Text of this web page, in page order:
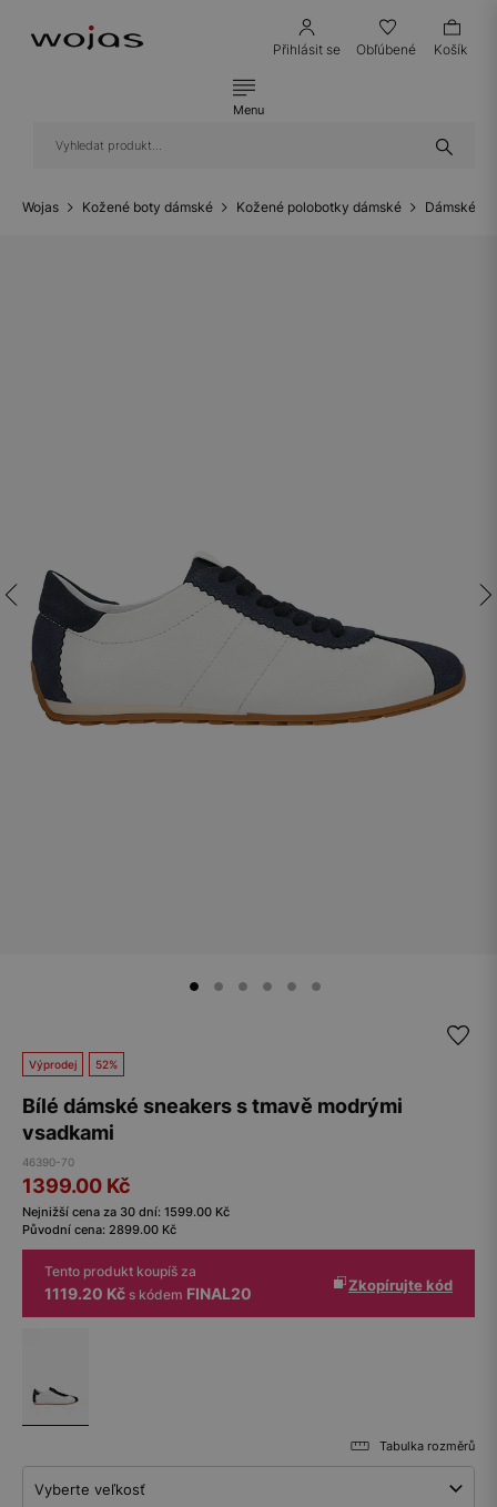
Přihlásit se Obľúbené Košík
Menu
Wojas Kožené boty dámské Kožené polobotky dámské Dámské
Výprodej 52%
Bílé dámské sneakers s tmavě modrými
vsadkami
46390-70
1399.00 Kč
Nejnižší cena za 30 dní: 1599.00 Kč
Původní cena: 2899.00 Kč
Tento produkt koupíš za
1119.20 Kč s kódem FINAL20 Zkopírujte kód
Tabulka rozměrů
Vyberte veľkosť